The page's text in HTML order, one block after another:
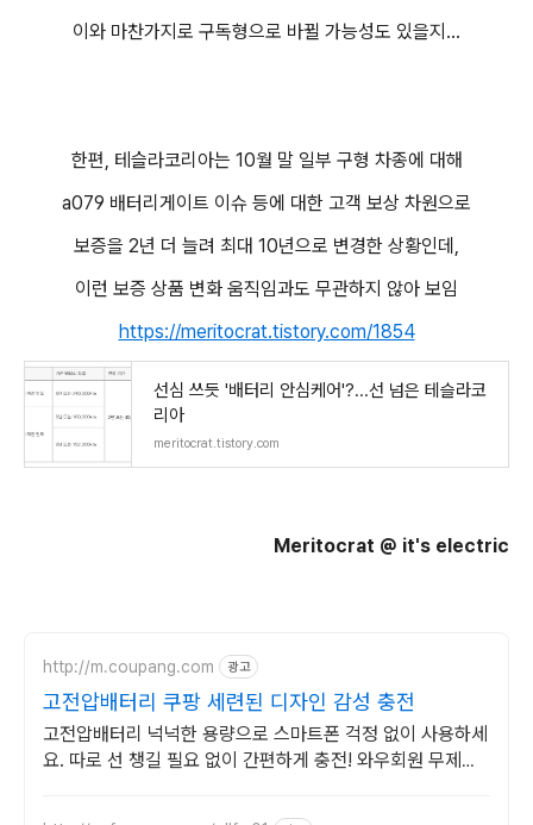
이와 마찬가지로 구독형으로 바뀔 가능성도 있을지...
한편, 테슬라코리아는 10월 말 일부 구형 차종에 대해
a079 배터리게이트 이슈 등에 대한 고객 보상 차원으로
보증을 2년 더 늘려 최대 10년으로 변경한 상황인데,
이런 보증 상품 변화 움직임과도 무관하지 않아 보임
https://meritocrat.tistory.com/1854
선심 쓰듯 '배터리 안심케어'?...선 넘은 테슬라코
리아
meritocrat.tistory.com
Meritocrat @ it's electric
http://m.coupang.com 광고
고전압배터리 쿠팡 세련된 디자인 감성 충전
고전압배터리 넉넉한 용량으로 스마트폰 걱정 없이 사용하세
요. 따로 선 챙길 필요 없이 간편하게 충전! 와우회원 무제한